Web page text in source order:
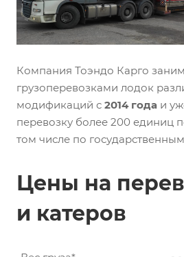
Компания Тоэндо Карго
грузоперевозками лодок
модификаций с 2014 года и
перевозку более 200 единиц
том числе по
Цены на
и катеров